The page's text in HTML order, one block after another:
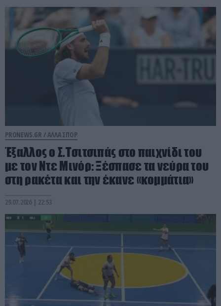
PRONEWS.GR / ΑΛΛΑ ΣΠΟΡ
Έξαλλος ο Σ.Τσιτσιπάς στο παιχνίδι του
με τον Ντε Μινόρ: Ξέσπασε τα νεύρα του
στη ρακέτα και την έκανε «κομμάτια»
29.07.2026 | 22:53